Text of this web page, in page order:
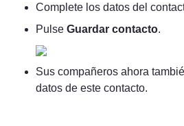
Complete los datos del
Pulse Guardar contacto.
Sus compañeros ahora
datos de este contacto.